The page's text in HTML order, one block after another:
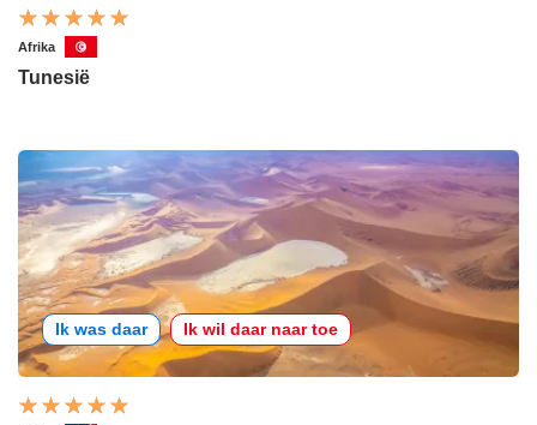
Afrika
Tunesië
Ik was daar Ik wil daar naar toe